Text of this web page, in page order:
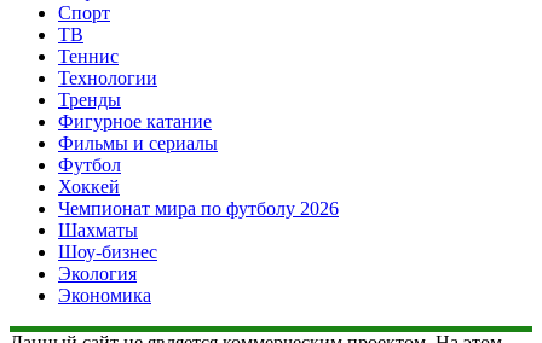
Спорт
ТВ
Теннис
Технологии
Тренды
Фигурное катание
Фильмы и сериалы
Футбол
Хоккей
Чемпионат мира по футболу 2026
Шахматы
Шоу-бизнес
Экология
Экономика